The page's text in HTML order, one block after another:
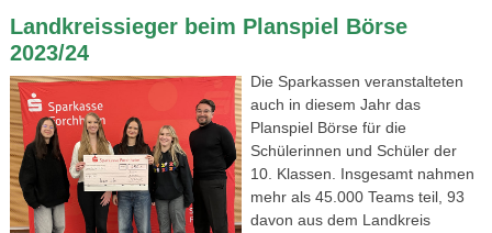
Landkreissieger beim Planspiel Börse
2023/24
Die Sparkassen veranstalteten
auch in diesem Jahr das
Planspiel Börse für die
Schülerinnen und Schüler der
10. Klassen. Insgesamt nahmen
mehr als 45.000 Teams teil, 93
davon aus dem Landkreis